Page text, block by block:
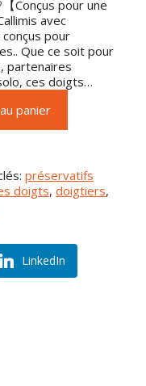
Conçus pour une
avec
pour
Que ce soit pour
partenaires
ces doigts…
panier
préservatifs
doigts, doigtiers
LinkedIn